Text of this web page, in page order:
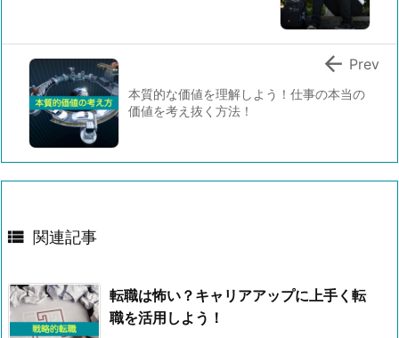
本質的な価値を理解しよう！仕事の本当の
価値を考え抜く方法！
 Prev
 関連記事
転職は怖い？キャリアアップに上手く転
職を活用しよう！